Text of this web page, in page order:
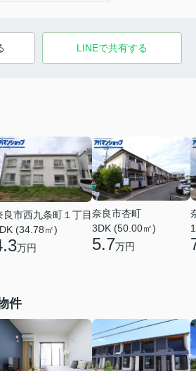
LINEで共有する
良市西九条町１丁目
(34.78㎡)
万円
奈良市杏町
3DK (50.00㎡)
5.7万円
件